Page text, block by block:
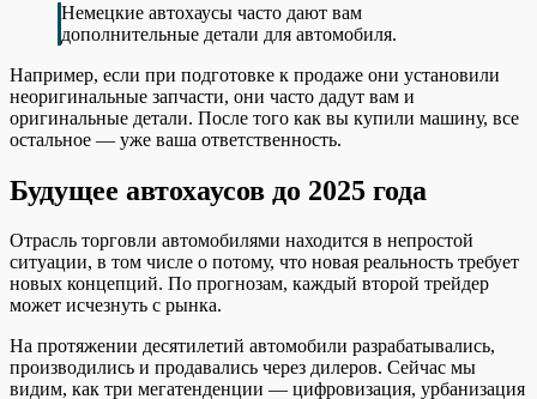
Немецкие автохаусы часто дают вам
дополнительные детали для автомобиля.
Например, если при подготовке к продаже они установили
неоригинальные запчасти, они часто дадут вам и
оригинальные детали. После того как вы купили машину, все
остальное — уже ваша ответственность.
Будущее автохаусов до 2025 года
Отрасль торговли автомобилями находится в непростой
ситуации, в том числе о потому, что новая реальность требует
новых концепций. По прогнозам, каждый второй трейдер
может исчезнуть с рынка.
На протяжении десятилетий автомобили разрабатывались,
производились и продавались через дилеров. Сейчас мы
видим, как три мегатенденции — цифровизация, урбанизация